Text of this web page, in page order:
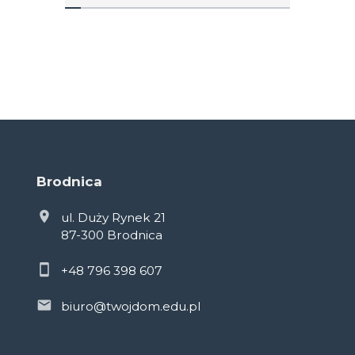
Brodnica
ul. Duży Rynek 21
87-300 Brodnica
+48 796 398 607
biuro@twojdom.edu.pl